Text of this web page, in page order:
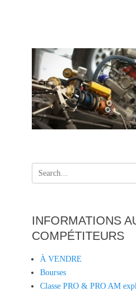
Search
for:
INFORMATIONS
COMPÉTITEURS
À VENDRE
Bourses
Classe PRO & PRO AM